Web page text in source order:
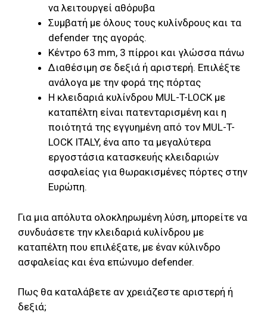
να λειτουργεί αθόρυβα
Συμβατή με όλους τους κυλίνδρους και τα
defender της αγοράς.
Κέντρο 63 mm, 3 πίρροι και γλώσσα πάνω
Διαθέσιμη σε δεξιά ή αριστερή. Επιλέξτε
ανάλογα με την φορά της πόρτας
Η κλειδαριά κυλίνδρου MUL-T-LOCK με
καταπέλτη είναι πατενταρισμένη και η
ποιότητά της εγγυημένη από τον MUL-T-
LOCK ITALY, ένα απο τα μεγαλύτερα
εργοστάσια κατασκευής κλειδαριών
ασφαλείας για θωρακισμένες πόρτες στην
Ευρώπη.
Για μια απόλυτα ολοκληρωμένη λύση, μπορείτε να
συνδυάσετε την κλειδαριά κυλίνδρου με
καταπέλτη που επιλέξατε, με έναν κύλινδρο
ασφαλείας και ένα επώνυμο defender.
Πως θα καταλάβετε αν χρειάζεστε αριστερή ή
δεξιά;